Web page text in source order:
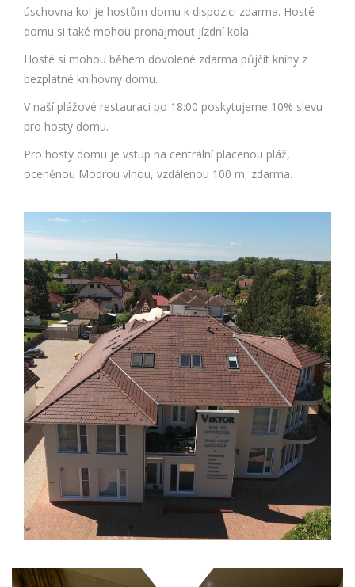
úschovna kol je hostům domu k dispozici zdarma. Hosté
domu si také mohou pronajmout jízdní kola.
Hosté si mohou během dovolené zdarma půjčit knihy z
bezplatné knihovny domu.
V naší plážové restauraci po 18:00 poskytujeme 10% slevu
pro hosty domu.
Pro hosty domu je vstup na centrální placenou pláž,
oceněnou Modrou vlnou, vzdálenou 100 m, zdarma.